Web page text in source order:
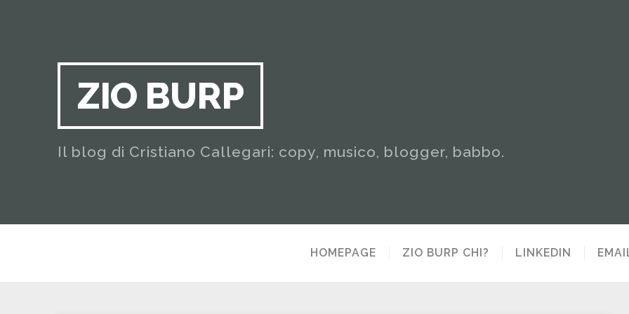
ZIO BURP
Il blog di Cristiano Callegari: copy, musico, blogger, babbo.
HOMEPAGE ZIO BURP CHI? LINKEDIN